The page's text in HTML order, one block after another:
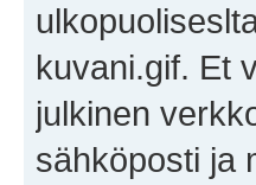
kuvani.gif. Et
julkinen
sähköposti ja